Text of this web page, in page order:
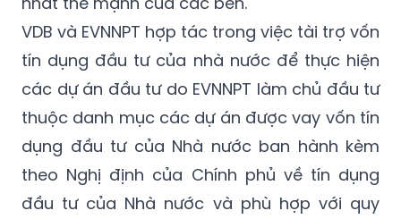
VDB và EVNNPT hợp tác trong việc tài trợ vốn
tín dụng đầu tư của nhà nước để thực hiện
các dự án đầu tư do EVNNPT làm chủ đầu tư
thuộc danh mục các dự án được vay vốn tín
dụng đầu tư của Nhà nước ban hành kèm
theo Nghị định của Chính phủ về tín dụng
đầu tư của Nhà nước và phù hợp với quy